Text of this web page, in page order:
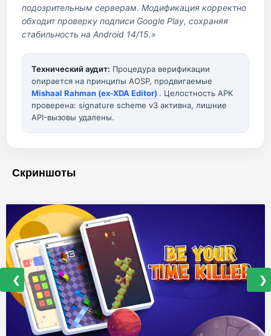
подозрительным серверам. Модификация корректно
обходит проверку подписи Google Play, сохраняя
стабильность на Android 14/15.»
Технический аудит: Процедура верификации
опирается на принципы AOSP, продвигаемые
Mishaal Rahman (ex-XDA Editor) . Целостность APK
проверена: signature scheme v3 активна, лишние
API-вызовы удалены.
Скриншоты
❮ ❯